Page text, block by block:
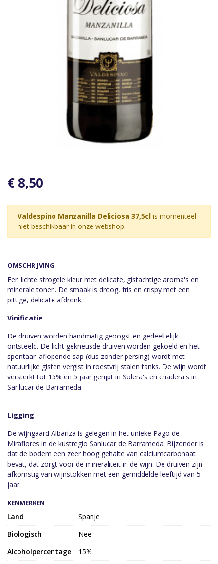
OMSCHRIJVING
Een lichte strogele kleur met delicate, gistachtige aroma's en
minerale tonen. De smaak is droog, fris en crispy met een
pittige, delicate afdronk.
Vinificatie
De druiven worden handmatig geoogst en gedeeltelijk
ontsteeld. De licht gekneusde druiven worden gekoeld en het
spontaan aflopende sap (dus zonder persing) wordt met
natuurlijke gisten vergist in roestvrij stalen tanks. De wijn wordt
versterkt tot 15% en 5 jaar gerijpt in Solera's en criadera's in
Sanlucar de Barrameda.
Ligging
De wijngaard Albariza is gelegen in het unieke Pago de
Miraflores in de kustregio Sanlucar de Barrameda. Bijzonder is
dat de bodem een zeer hoog gehalte van calciumcarbonaat
bevat, dat zorgt voor de mineraliteit in de wijn. De druiven zijn
afkomstig van wijnstokken met een gemiddelde leeftijd van 5
jaar.
€ 8,50
Valdespino Manzanilla Deliciosa 37,5cl is momenteel
niet beschikbaar in onze webshop.
KENMERKEN
Land
Spanje
Biologisch
Nee
Alcoholpercentage
15%